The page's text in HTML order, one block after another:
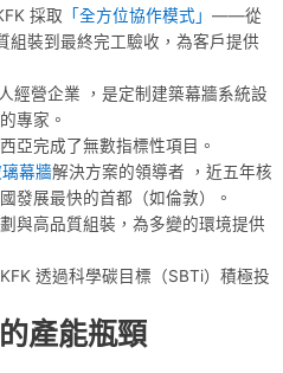
採取 「全方位協作模式」 ——從
組裝到最終完工驗收，為客戶提供
經營企業 ，是定制建築幕牆系統設
專家。
亞完成了無數指標性項目。
幕牆解決方案的領導者 ，近五年核
發展最快的首都（如倫敦）。
與高品質組裝，為多變的環境提供
透過科學碳目標（SBTi）積極投
產能瓶頸